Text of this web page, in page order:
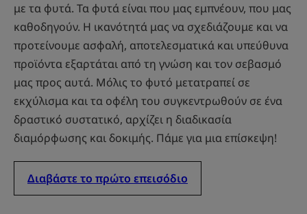
με τα φυτά. Τα φυτά είναι που μας εμπνέουν, που μας
καθοδηγούν. Η ικανότητά μας να σχεδιάζουμε και να
προτείνουμε ασφαλή, αποτελεσματικά και υπεύθυνα
προϊόντα εξαρτάται από τη γνώση και τον σεβασμό
μας προς αυτά. Μόλις το φυτό μετατραπεί σε
εκχύλισμα και τα οφέλη του συγκεντρωθούν σε ένα
δραστικό συστατικό, αρχίζει η διαδικασία
διαμόρφωσης και δοκιμής. Πάμε για μια επίσκεψη!
Διαβάστε το πρώτο επεισόδιο